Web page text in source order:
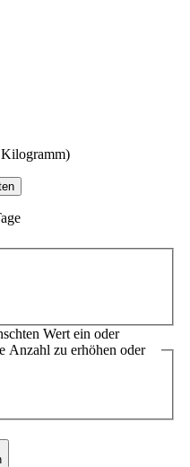
Wert ein oder
Anzahl zu erhöhen oder